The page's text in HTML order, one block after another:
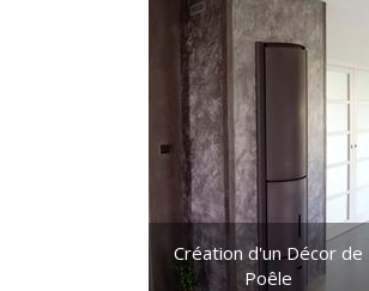
Création d'un Décor de
Poêle